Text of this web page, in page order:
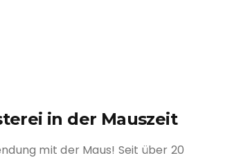
in der Mauszeit
mit der Maus! Seit über 20